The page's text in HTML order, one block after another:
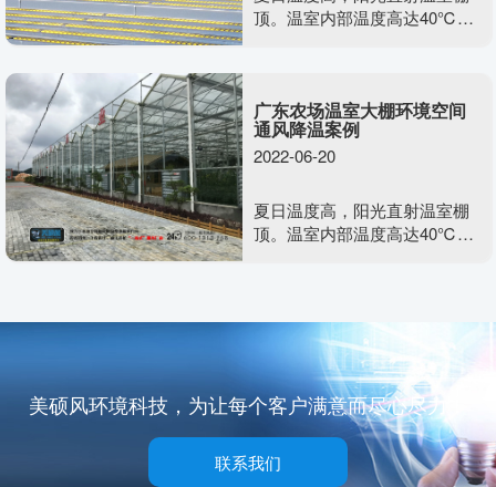
顶。温室内部温度高达40℃，
解决温室大棚类的闷热难题
广东农场温室大棚环境空间
通风降温案例
2022-06-20
夏日温度高，阳光直射温室棚
顶。温室内部温度高达40℃，
解决温室大棚类的闷热难题
美硕风环境科技，为让每个客户满意而尽心尽力！
联系我们